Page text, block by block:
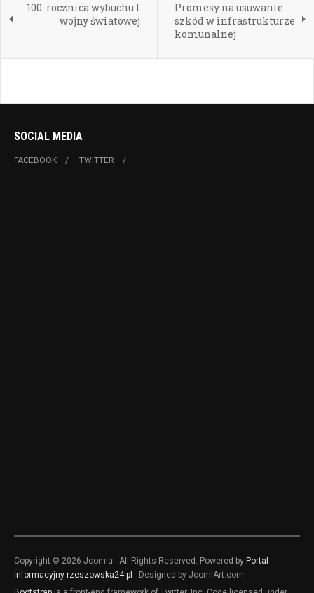
100. rocznica wybuchu I
wojny światowej
Promesy na usuwanie
szkód w infrastrukturze
komunalnej
SOCIAL MEDIA
FACEBOOK TWITTER
Copyright © 2026 Joomla!. All Rights Reserved. Powered by Portal
Informacyjny rzeszowska24.pl - Designed by JoomlArt.com.